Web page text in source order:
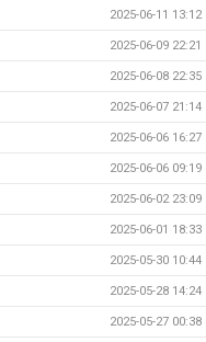
2025-06-11 13:12
2025-06-09 22:21
2025-06-08 22:35
2025-06-07 21:14
2025-06-06 16:27
2025-06-06 09:19
2025-06-02 23:09
2025-06-01 18:33
2025-05-30 10:44
2025-05-28 14:24
2025-05-27 00:38